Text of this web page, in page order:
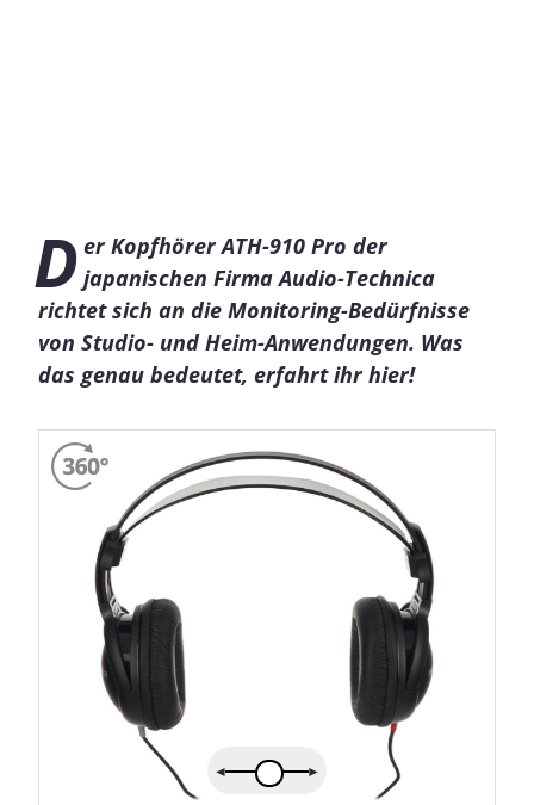
D er Kopfhörer ATH-910 Pro der
japanischen Firma Audio-Technica
richtet sich an die Monitoring-Bedürfnisse
von Studio- und Heim-Anwendungen. Was
das genau bedeutet, erfahrt ihr hier!